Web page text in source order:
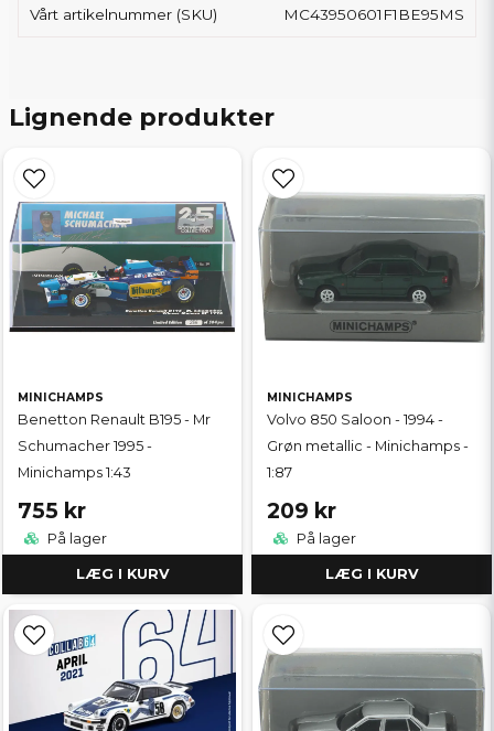
Vårt artikelnummer (SKU) MC43950601F1BE95MS
Lignende produkter
MINICHAMPS
Benetton Renault B195 - Mr
Schumacher 1995 -
Minichamps 1:43
755 kr
På lager
LÆG I KURV
MINICHAMPS
Volvo 850 Saloon - 1994 -
Grøn metallic - Minichamps -
1:87
209 kr
På lager
LÆG I KURV